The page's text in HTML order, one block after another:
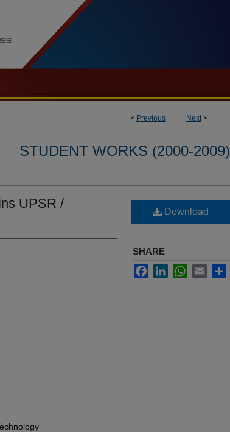
< Previous Next>
STUDENT WORKS (2000-2009)
UPSR /
Download
SHARE
FacebookLinkedInWhatsApp
Email